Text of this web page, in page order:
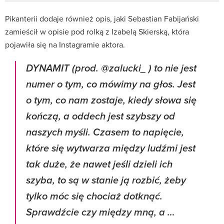
Pikanterii dodaje również opis, jaki Sebastian Fabijański
zamieścił w opisie pod rolką z Izabelą Skierską, która
pojawiła się na Instagramie aktora.
DYNAMIT (prod. @zalucki_ ) to nie jest
numer o tym, co mówimy na głos. Jest
o tym, co nam zostaje, kiedy słowa się
kończą, a oddech jest szybszy od
naszych myśli. Czasem to napięcie,
które się wytwarza między ludźmi jest
tak duże, że nawet jeśli dzieli ich
szyba, to są w stanie ją rozbić, żeby
tylko móc się chociaż dotknąć.
Sprawdźcie czy między mną, a …